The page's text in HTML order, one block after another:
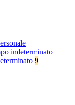
indeterminato
9